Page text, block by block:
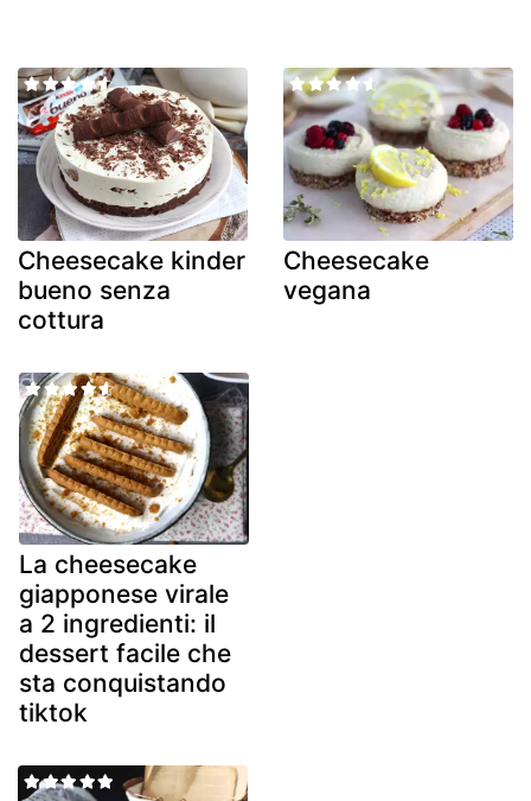
Cheesecake kinder
bueno senza
cottura
Cheesecake
vegana
La cheesecake
giapponese virale
a 2 ingredienti: il
dessert facile che
sta conquistando
tiktok